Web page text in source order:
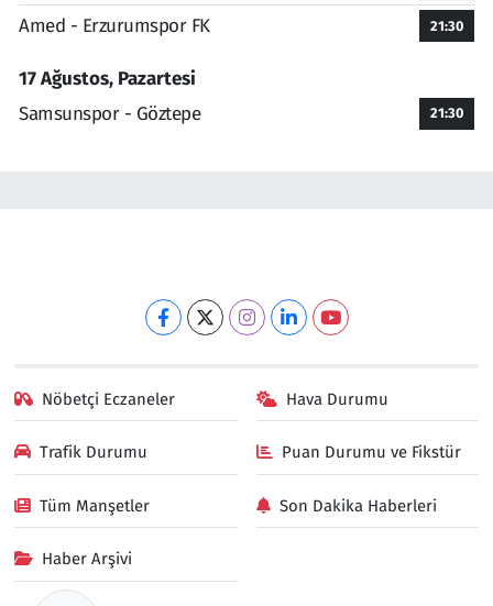
Amed - Erzurumspor FK 21:30
17 Ağustos, Pazartesi
Samsunspor - Göztepe
21:30
Nöbetçi Eczaneler Hava Durumu
Trafik Durumu Puan Durumu ve Fikstür
Tüm Manşetler Son Dakika Haberleri
Haber Arşivi